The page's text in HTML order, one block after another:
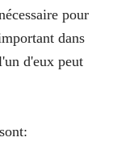
pour
dans
d'eux peut